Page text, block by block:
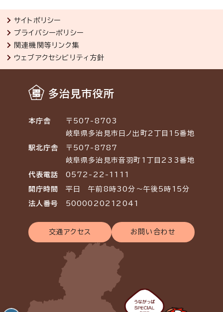
サイトポリシー
プライバシーポリシー
関連機関等リンク集
ウェブアクセシビリティ方針
多治見市役所
本庁舎
〒507-8703
岐阜県多治見市日ノ出町2丁目15番地
駅北庁舎
〒507-8787
岐阜県多治見市音羽町1丁目233番地
代表電話 0572-22-1111
開庁時間 平日 午前8時30分～午後5時15分
法人番号 5000020212041
交通アクセス お問い合わせ